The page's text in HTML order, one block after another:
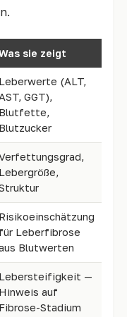
sie zeigt
Leberwerte (ALT,
GGT),
Blutfette,
Blutzucker
Lebergröße,
Risikoeinschätzung
für Leberfibrose
Blutwerten
Lebersteifigkeit —
Hinweis auf
Fibrose-Stadium